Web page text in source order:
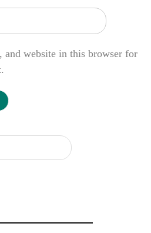
and website in this browser for